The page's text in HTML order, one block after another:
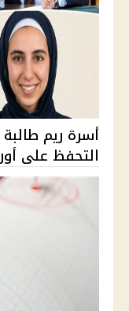
التحفظ على